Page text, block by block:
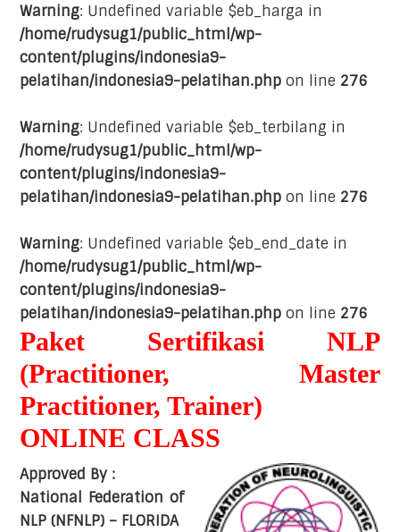
Warning: Undefined variable $eb_harga in
/home/rudysug1/public_html/wp-
content/plugins/indonesia9-
pelatihan/indonesia9-pelatihan.php on line 276
Warning: Undefined variable $eb_terbilang in
/home/rudysug1/public_html/wp-
content/plugins/indonesia9-
pelatihan/indonesia9-pelatihan.php on line 276
Warning: Undefined variable $eb_end_date in
/home/rudysug1/public_html/wp-
content/plugins/indonesia9-
pelatihan/indonesia9-pelatihan.php on line 276
Paket Sertifikasi NLP
(Practitioner, Master
Practitioner, Trainer)
ONLINE CLASS
Approved By :
National Federation of
NLP (NFNLP) – FLORIDA